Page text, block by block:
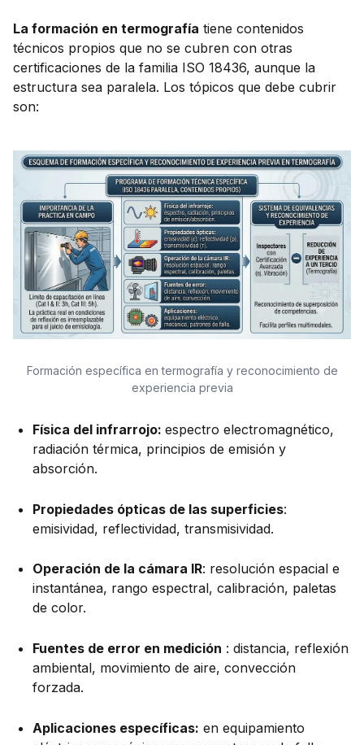
La formación en termografía tiene contenidos
técnicos propios que no se cubren con otras
certificaciones de la familia ISO 18436, aunque la
estructura sea paralela. Los tópicos que debe cubrir
son:
Formación específica en termografía y reconocimiento de
experiencia previa
Física del infrarrojo: espectro electromagnético,
radiación térmica, principios de emisión y
absorción.
Propiedades ópticas de las superficies:
emisividad, reflectividad, transmisividad.
Operación de la cámara IR: resolución espacial e
instantánea, rango espectral, calibración, paletas
de color.
Fuentes de error en medición : distancia, reflexión
ambiental, movimiento de aire, convección
forzada.
Aplicaciones específicas: en equipamiento